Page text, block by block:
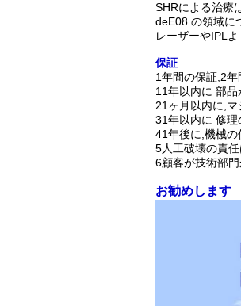
SHRによる治療
deE08 の領域に
レーザーやIPL
保証
1年間の保証,2
11年以内に 部
21ヶ月以内に,
31年以内に 修
41年後に,機械
5人工破壊の責
6顧客が技術部
お勧めします